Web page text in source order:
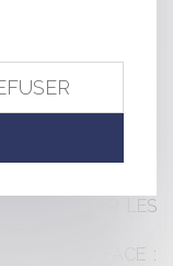
: DÉCLARATION
SANCTION
: LE DÉLAI
POUR SE
NON
: POINT
À ENCADRER LES
LA SURFACE :